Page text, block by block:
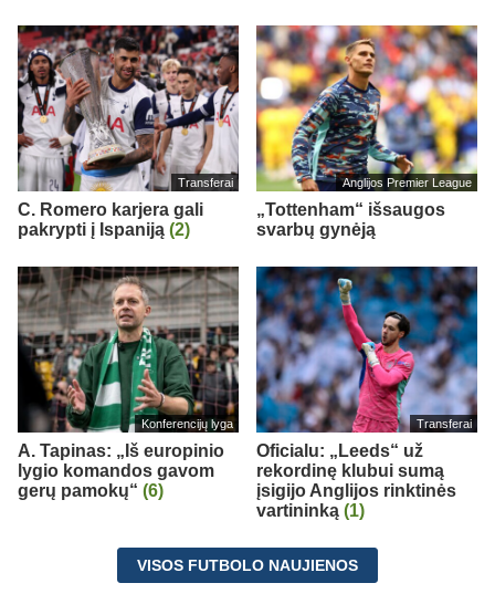
Transferai
C. Romero karjera gali
pakrypti į Ispaniją (2)
Anglijos Premier League
„Tottenham“ išsaugos
svarbų gynėją
Konferencijų lyga
A. Tapinas: „Iš europinio
lygio komandos gavom
gerų pamokų“ (6)
Transferai
Oficialu: „Leeds“ už
rekordinę klubui sumą
įsigijo Anglijos rinktinės
vartininką (1)
VISOS FUTBOLO NAUJIENOS